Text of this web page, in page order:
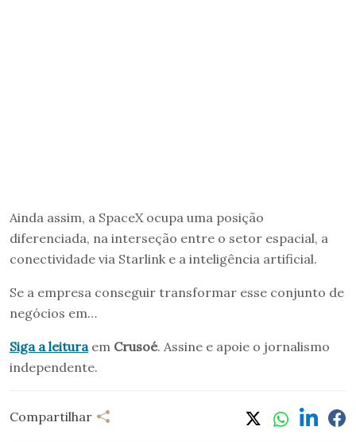
Ainda assim, a SpaceX ocupa uma posição
diferenciada, na interseção entre o setor espacial, a
conectividade via Starlink e a inteligência artificial.
Se a empresa conseguir transformar esse conjunto de
negócios em…
Siga a leituraem Crusoé. Assine e apoie o jornalismo
independente.
Compartilhar